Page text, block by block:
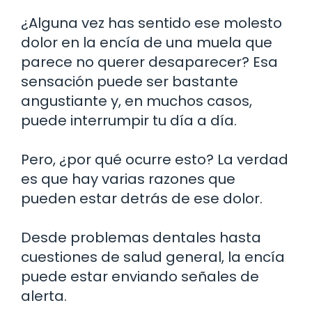
¿Alguna vez has sentido ese molesto
dolor en la encía de una muela que
parece no querer desaparecer? Esa
sensación puede ser bastante
angustiante y, en muchos casos,
puede interrumpir tu día a día.
Pero, ¿por qué ocurre esto? La verdad
es que hay varias razones que
pueden estar detrás de ese dolor.
Desde problemas dentales hasta
cuestiones de salud general, la encía
puede estar enviando señales de
alerta.